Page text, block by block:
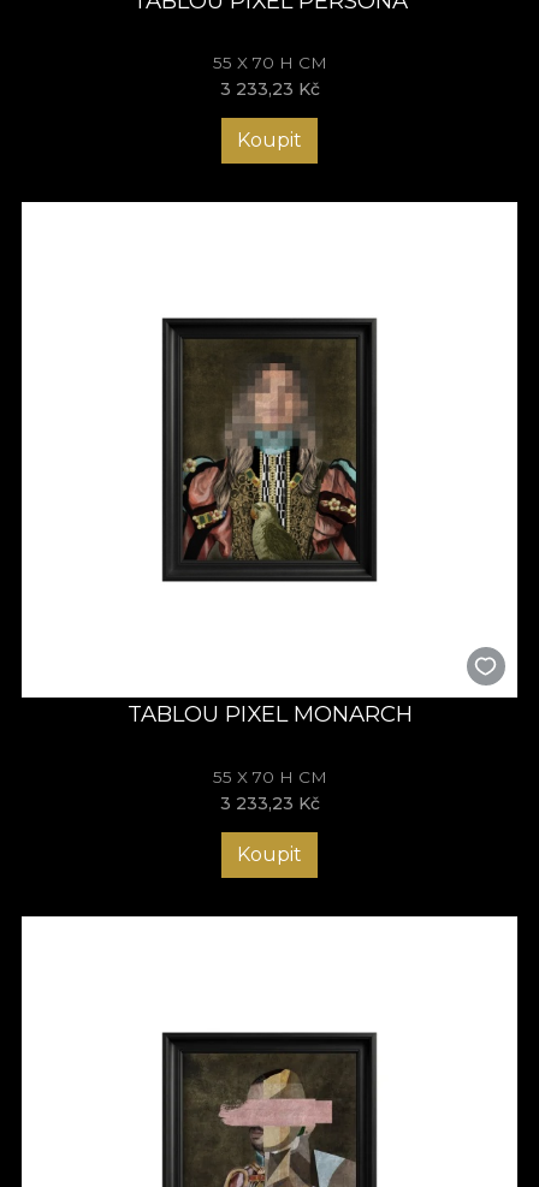
55 X 70 H CM
3 233,23 Kč
Koupit
TABLOU PIXEL MONARCH
55 X 70 H CM
3 233,23 Kč
Koupit